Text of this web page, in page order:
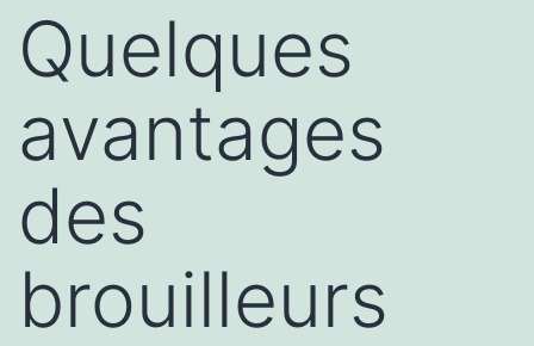
Quelques
avantages
des
brouilleurs